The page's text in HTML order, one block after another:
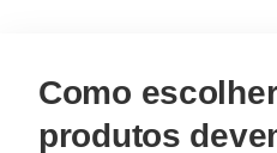
Como
produtos